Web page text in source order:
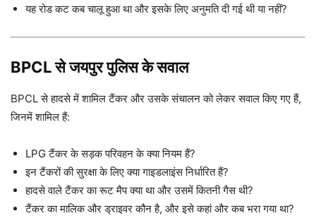
यह रोड कट कब चालू हुआ था और इसके लिए अनुमति दी गई थी या नहीं?
BPCL से जयपुर पुलिस के सवाल
BPCL से हादसे में शामिल टैंकर और उसके संचालन को लेकर सवाल किए गए हैं,
जिनमें शामिल हैं:
LPG टैंकर के सड़क परिवहन के क्या नियम हैं?
इन टैंकरों की सुरक्षा के लिए क्या गाइडलाइंस निर्धारित हैं?
हादसे वाले टैंकर का रूट मैप क्या था और उसमें कितनी गैस थी?
टैंकर का मालिक और ड्राइवर कौन है, और इसे कहां और कब भरा गया था?